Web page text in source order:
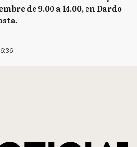
de 9.00 a 14.00, en Dardo